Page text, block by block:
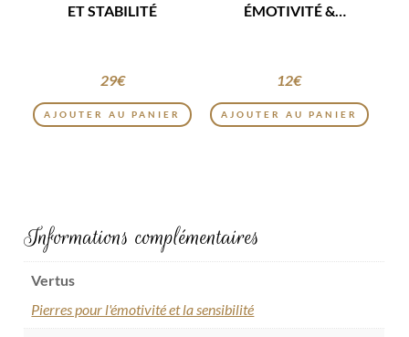
ET STABILITÉ
29€
AJOUTER AU PANIER
ÉMOTIVITÉ &
12€
AJOUTER AU PANIER
Informations complémentaires
Vertus
Pierres pour l'émotivité et la sensibilité